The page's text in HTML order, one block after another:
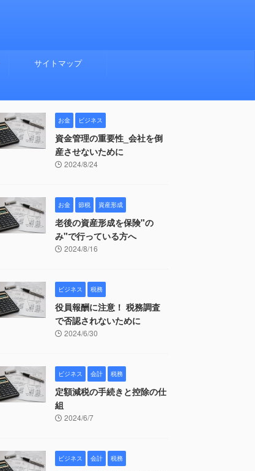
サイトマップ
お金 ビジネス
資金管理の重要性_会社を倒
産させないために
2024/8/24
お金 節税 資産形成
老後の資産形成を保険"の
み"で行っている方へ
2024/8/16
ビジネス 税務
役員報酬に注意！ 税務調査
で否認されないために
2024/6/30
ビジネス 会計 税務
定額減税の手続きと控除の仕
組
2024/6/7
ビジネス 会計 税務